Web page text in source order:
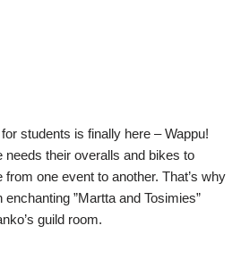
students is finally here – Wappu!
needs their overalls and bikes to
one event to another. That’s why
”Martta and Tosimies”
guild room.